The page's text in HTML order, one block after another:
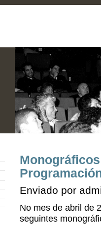
Enviado por
No mes de abril de
seguintes